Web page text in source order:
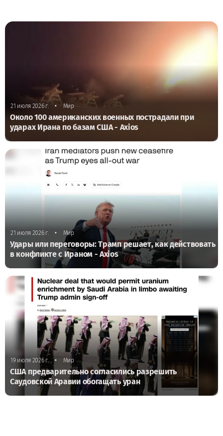
21 июля 2026 г. • Мир
Около 100 американских военных пострадали при
ударах Ирана по базам США - Axios
21 июля 2026 г. • Мир
Удары или переговоры: Трамп решает, как действовать
в конфликте с Ираном - Axios
19 июля 2026 г. • Мир
США предварительно согласились разрешить
Саудовской Аравии обогащать уран